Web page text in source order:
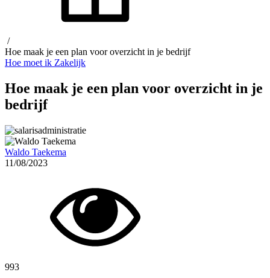
/
Hoe maak je een plan voor overzicht in je bedrijf
Hoe moet ik Zakelijk
Hoe maak je een plan voor overzicht in je
bedrijf
Waldo Taekema
11/08/2023
993